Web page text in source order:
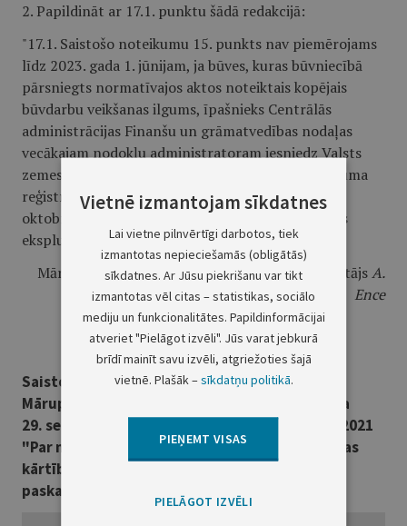
2. Papildināt ar 17.1. punktu šādā redakcijā:
"17.1. Saistošo noteikumu 15. punkts nav piemērojams
līdz 2023. gada 1. jūnijam, ja būves, kuras būvniecībā
pārsniegts normatīvajos aktos noteiktais kopējais
būvdarbu veikšanas ilgums, īpašnieks Centrālās
administrācijas Finanšu un grāmatvedības nodaļas
vecākajam nodokļu administratoram iesniedz Valsts
zemes dienesta izsniegtu informāciju par pasūtījuma
reģistrāciju, kas apliecina, ka līdz 2022. gada 1.
oktobrim ir uzsākta attiecīgās būves pieņemšanas
ekspluatācijā procedūra.
Mārupes novada pašvaldības domes priekšsēdētājsA.
Ence
Saistošo noteikumu Nr. 46/2022 "Grozījumi
Mārupes novada pašvaldības domes 2021. gada
29. septembra saistošajos noteikumos Nr. 15/2021
"Par nekustamā īpašuma nodokļa piemērošanas
kārtību Mārupes novadā""
paskaidrojuma raksts
Vietnē izmantojam sīkdatnes
Lai vietne pilnvērtīgi darbotos, tiek
izmantotas nepieciešamās (obligātās)
sīkdatnes. Ar Jūsu piekrišanu var tikt
izmantotas vēl citas – statistikas, sociālo
mediju un funkcionalitātes. Papildinformācijai
atveriet "Pielāgot izvēli". Jūs varat jebkurā
brīdī mainīt savu izvēli, atgriežoties šajā
vietnē. Plašāk –sīkdatņu politikā.
PIEŅEMT VISAS
PIELĀGOT IZVĒLI